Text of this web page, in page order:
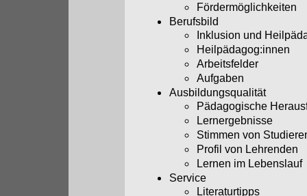
Fördermöglichkeiten
Berufsbild
Inklusion und
Heilpädagog:innen
Arbeitsfelder
Aufgaben
Ausbildungsqualität
Pädagogische
Lernergebnisse
Stimmen von
Profil von Lehrenden
Lernen im Lebenslauf
Service
Literaturtipps